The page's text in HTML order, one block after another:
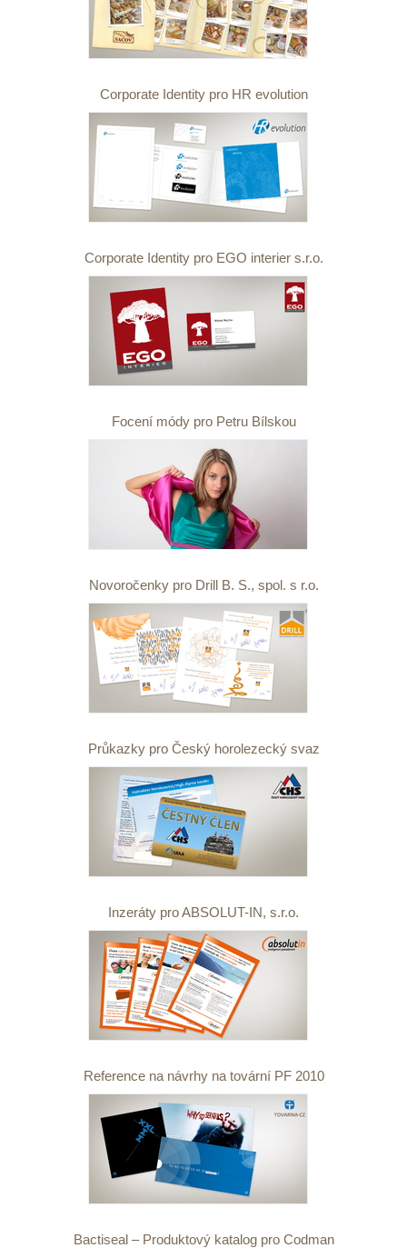
Corporate Identity pro HR evolution
Corporate Identity pro EGO interier s.r.o.
Focení módy pro Petru Bílskou
Novoročenky pro Drill B. S., spol. s r.o.
Průkazky pro Český horolezecký svaz
Inzeráty pro ABSOLUT-IN, s.r.o.
Reference na návrhy na tovární PF 2010
Bactiseal – Produktový katalog pro Codman